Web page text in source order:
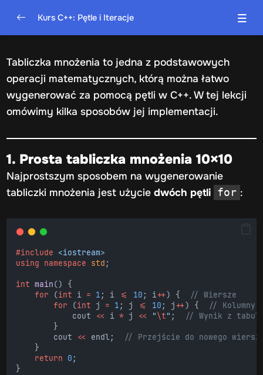
Pętla for – szczegółowe omówienie 0/5
Pętla while – szczegółowe omówienie
Kontrola przepływu w pętlach 0/4
Praktyczne projekty z wykorzystaniem pętli 0/4
Generowanie tabliczki mnożenia
Przykład gry tekstowej z wykorzystaniem pętli
Algorytmy sortowania z użyciem pętli
Kurs C++: Pętle i Iteracje
Tabliczka mnożenia to jedna z podstawowych
operacji matematycznych, którą można łatwo
wygenerować za pomocą pętli w C++. W tej lekcji
omówimy kilka sposobów jej implementacji.
1. Prosta tabliczka mnożenia 10×10
Najprostszym sposobem na wygenerowanie
tabliczki mnożenia jest użycie dwóch pętli for :
#include <iostream>
using namespace std ;
int main() {
for (int i = 1 ; i <= 10 ; i++) {
  // Wiersze
for (int j = 1 ; j <= 10 ; j++) {
  // Kolumny
            cout
<< i * j << "\t" ;
// Wynik z
        }
        cout
<< endl;
// Przejście do nowego
    }
return 0 ;
}